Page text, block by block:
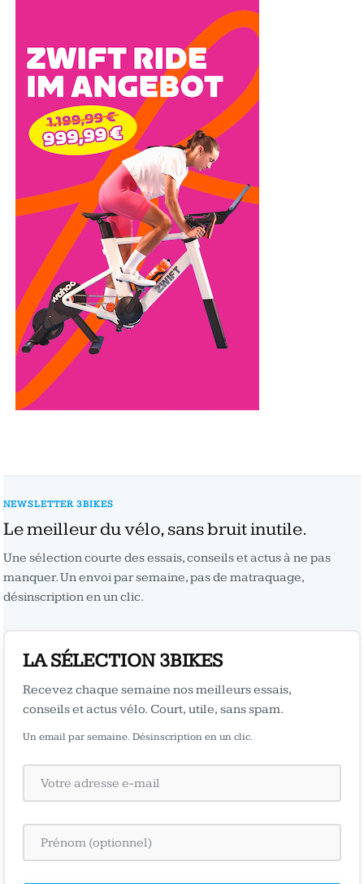
NEWSLETTER 3BIKES
Le meilleur du vélo, sans bruit inutile.
Une sélection courte des essais, conseils et actus à ne pas
manquer. Un envoi par semaine, pas de matraquage,
désinscription en un clic.
LA SÉLECTION 3BIKES
Recevez chaque semaine nos meilleurs essais,
conseils et actus vélo. Court, utile, sans spam.
Un email par semaine. Désinscription en un clic.